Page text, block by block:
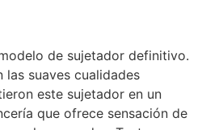
de sujetador definitivo.
las suaves cualidades
este sujetador en un
que ofrece sensación de